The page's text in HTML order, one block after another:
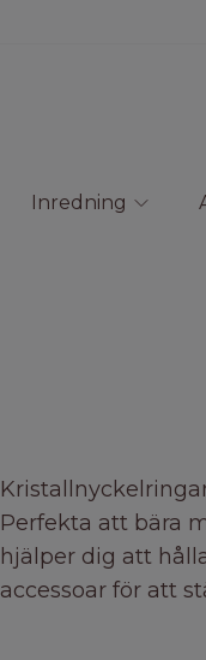
Inredning
Perfekta att bära
hjälper dig att
accessoar för att